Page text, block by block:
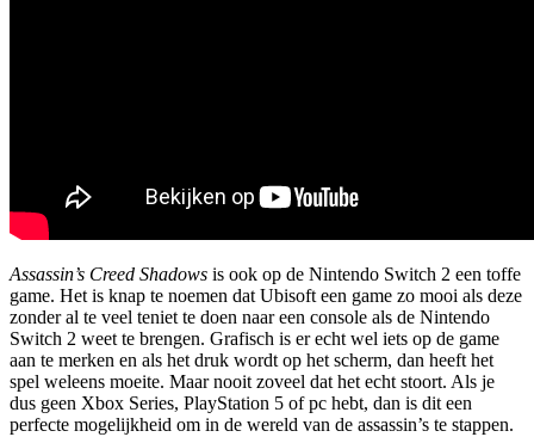
Assassin’s Creed Shadows is ook op de Nintendo Switch 2 een toffe
game. Het is knap te noemen dat Ubisoft een game zo mooi als deze
zonder al te veel teniet te doen naar een console als de Nintendo
Switch 2 weet te brengen. Grafisch is er echt wel iets op de game
aan te merken en als het druk wordt op het scherm, dan heeft het
spel weleens moeite. Maar nooit zoveel dat het echt stoort. Als je
dus geen Xbox Series, PlayStation 5 of pc hebt, dan is dit een
perfecte mogelijkheid om in de wereld van de assassin’s te stappen.